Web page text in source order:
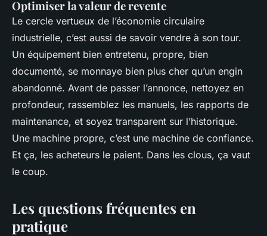
Optimiser la valeur de revente
Le cercle vertueux de l’économie circulaire
industrielle, c’est aussi de savoir vendre à son tour.
Un équipement bien entretenu, propre, bien
documenté, se monnaye bien plus cher qu’un engin
abandonné. Avant de passer l’annonce, nettoyez en
profondeur, rassemblez les manuels, les rapports de
maintenance, et soyez transparent sur l’historique.
Une machine propre, c’est une machine de confiance.
Et ça, les acheteurs le paient. Dans les clous, ça vaut
le coup.
Les questions fréquentes en
pratique